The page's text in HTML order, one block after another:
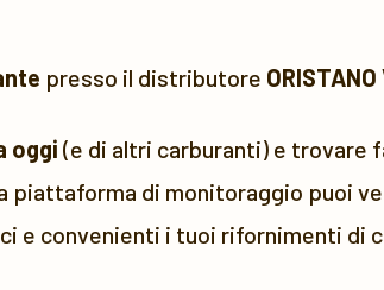
presso il distributore ORISTANO
oggi (e di altri carburanti) e trovare
di monitoraggio puoi
e convenienti i tuoi rifornimenti di